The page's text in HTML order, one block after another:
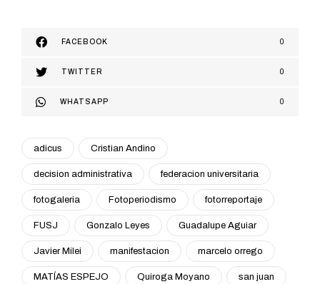
FACEBOOK 0
TWITTER 0
WHATSAPP 0
adicus Cristian Andino
decision administrativa federacion universitaria
fotogaleria Fotoperiodismo fotorreportaje
FUSJ Gonzalo Leyes Guadalupe Aguiar
Javier Milei manifestacion marcelo orrego
MATÍAS ESPEJO Quiroga Moyano san juan